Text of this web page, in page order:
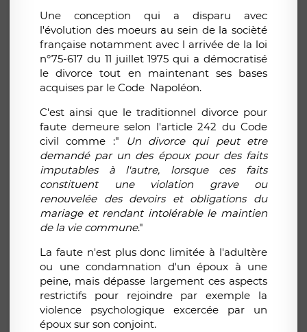
Une conception qui a disparu avec
l'évolution des moeurs au sein de la socièté
française notamment avec l arrivée de la loi
n°75-617 du 11 juillet 1975 qui a démocratisé
le divorce tout en maintenant ses bases
acquises par le Code Napoléon.
C'est ainsi que le traditionnel divorce pour
faute demeure selon l'article 242 du Code
civil comme :" Un divorce qui peut etre
demandé par un des époux pour des faits
imputables à l'autre, lorsque ces faits
constituent une violation grave ou
renouvelée des devoirs et obligations du
mariage et rendant intolérable le maintien
de la vie commune."
La faute n'est plus donc limitée à l'adultère
ou une condamnation d'un époux à une
peine, mais dépasse largement ces aspects
restrictifs pour rejoindre par exemple la
violence psychologique excercée par un
époux sur son conjoint.